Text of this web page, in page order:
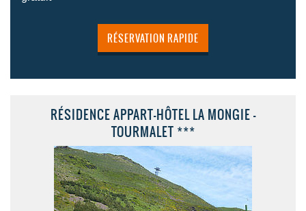
RÉSERVATION RAPIDE
RÉSIDENCE APPART-HÔTEL LA MONGIE -
TOURMALET ***